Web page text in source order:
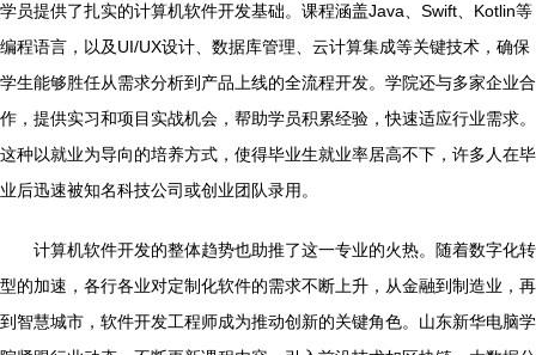
学员提供了扎实的计算机软件开发基础。课程涵盖Java、Swift、Kotlin等
编程语言，以及UI/UX设计、数据库管理、云计算集成等关键技术，确保
学生能够胜任从需求分析到产品上线的全流程开发。学院还与多家企业合
作，提供实习和项目实战机会，帮助学员积累经验，快速适应行业需求。
这种以就业为导向的培养方式，使得毕业生就业率居高不下，许多人在毕
业后迅速被知名科技公司或创业团队录用。
计算机软件开发的整体趋势也助推了这一专业的火热。随着数字化转
型的加速，各行各业对定制化软件的需求不断上升，从金融到制造业，再
到智慧城市，软件开发工程师成为推动创新的关键角色。山东新华电脑学